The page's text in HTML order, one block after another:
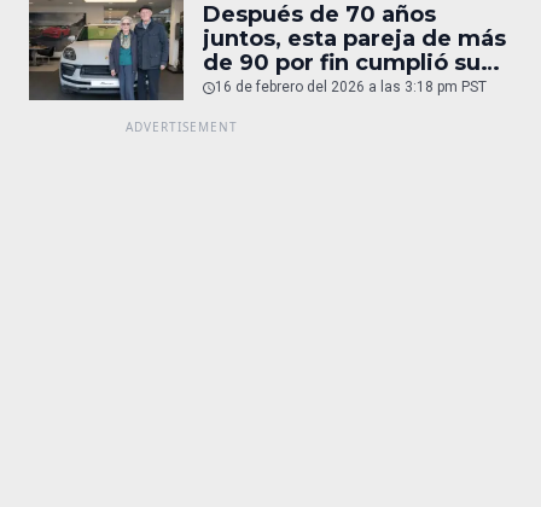
Después de 70 años
juntos, esta pareja de más
de 90 por fin cumplió su
sueño: un Porsche
16 de febrero del 2026 a las 3:18 pm PST